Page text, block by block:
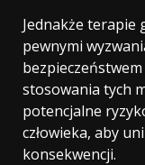
Jednakże terapie
pewnymi
stosowania tych
potencjalne
człowieka, aby
konsekwencji.